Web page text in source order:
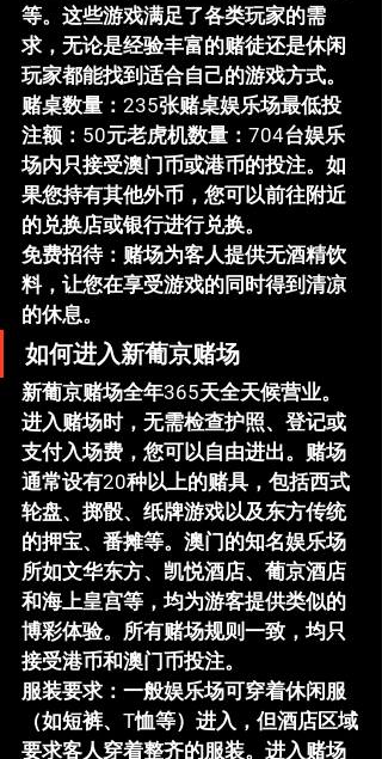
等。这些游戏满足了各类玩家的需
求，无论是经验丰富的赌徒还是休闲
玩家都能找到适合自己的游戏方式。
赌桌数量 ： 235张赌桌娱乐场最低投
注额 ：50元老虎机数量 ： 704台娱乐
场内只接受澳门币或港币的投注。如
果您持有其他外币，您可以前往附近
的兑换店或银行进行兑换。
免费招待：赌场为客人提供无酒精饮
料，让您在享受游戏的同时得到清凉
的休息。
如何进入新葡京赌场
新葡京赌场全年365天全天候营业。
进入赌场时，无需检查护照、登记或
支付入场费，您可以自由进出。赌场
通常设有20种以上的赌具，包括西式
轮盘、掷骰、纸牌游戏以及东方传统
的押宝、番摊等。澳门的知名娱乐场
所如文华东方、 凯悦酒店、 葡京酒店
和海上皇宫等，均为游客提供类似的
博彩体验。所有赌场规则一致，均只
接受港币和澳门币投注。
服装要求：一般娱乐场可穿着休闲服
（如短裤、T恤等）进入，但酒店区域
要求客人穿着整齐的服装。进入赌场